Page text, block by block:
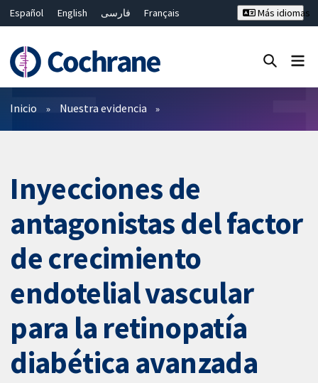
Español English فارسی
Français
Bahasa Malaysia
ไทย 繁體中文
Más idiomas
Filtros
Inicio Nuestra evidencia
Inyecciones de
antagonistas del factor
de crecimiento
endotelial vascular
para la retinopatía
diabética avanzada